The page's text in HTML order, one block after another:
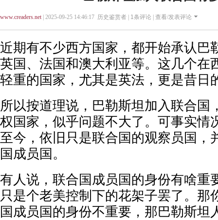
www.creaders.net| 2025-09-25 14:46:17 历史鉴赏者 | 1条评论 | 查看/发表评论
近期有不少西方国家，都开始承认巴
英国、法国和澳大利亚等。这几个在
轻重的国家，尤其是英法，更是昔日
所以按道理说，巴勒斯坦加入联合国
权国家，似乎问题不大了。可事实情
至今，依旧只是联合国的观察员国，
国成员国。
有人说，联合国成员国的身份有啥重
只是个老美控制下的花架子罢了。那
国成员国的身份不重要，那巴勒斯坦